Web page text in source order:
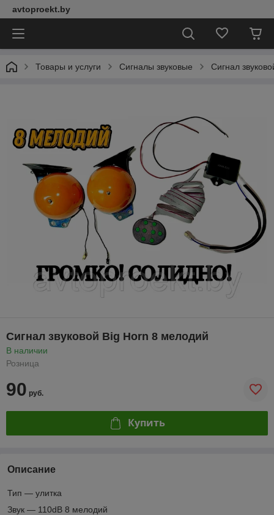
avtoproekt.by
Товары и услуги Сигналы звуковые Сигнал
Сигнал звуковой Big Horn 8 мелодий
В наличии
Розница
90 руб.
Купить
Описание
Тип — улитка
Звук — 110dB 8 мелодий